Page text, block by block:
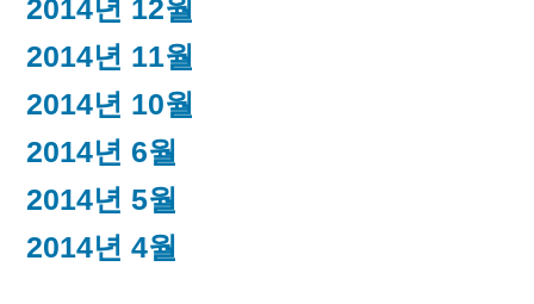
2014년 12월
2014년 11월
2014년 10월
2014년 6월
2014년 5월
2014년 4월